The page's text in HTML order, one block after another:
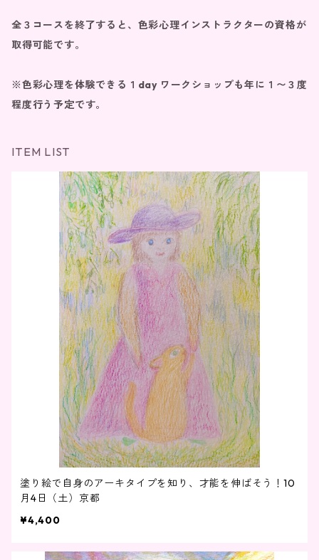
全３コースを終了すると、色彩心理インストラクターの資格が
取得可能です。
※色彩心理を体験できる１day ワークショップも年に１〜３度
程度行う予定です。
ITEM LIST
塗り絵で自身のアーキタイプを知り、才能を伸ばそう！10
月4日（土）京都
¥4,400